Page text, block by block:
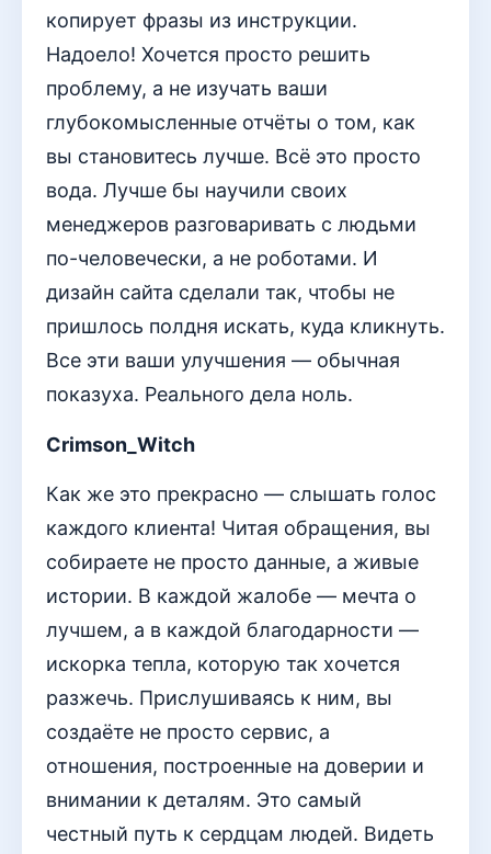
копирует фразы из инструкции.
Надоело! Хочется просто решить
проблему, а не изучать ваши
глубокомысленные отчёты о том, как
вы становитесь лучше. Всё это просто
вода. Лучше бы научили своих
менеджеров разговаривать с людьми
по-человечески, а не роботами. И
дизайн сайта сделали так, чтобы не
пришлось полдня искать, куда кликнуть.
Все эти ваши улучшения — обычная
показуха. Реального дела ноль.
Crimson_Witch
Как же это прекрасно — слышать голос
каждого клиента! Читая обращения, вы
собираете не просто данные, а живые
истории. В каждой жалобе — мечта о
лучшем, а в каждой благодарности —
искорка тепла, которую так хочется
разжечь. Прислушиваясь к ним, вы
создаёте не просто сервис, а
отношения, построенные на доверии и
внимании к деталям. Это самый
честный путь к сердцам людей. Видеть